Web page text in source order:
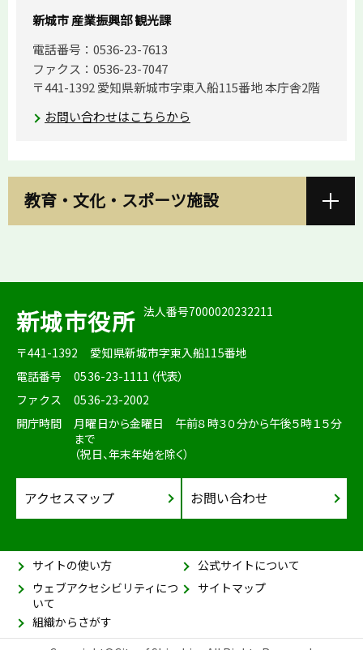
新城市 産業振興部 観光課
電話番号：0536-23-7613
ファクス：0536-23-7047
〒441-1392 愛知県新城市字東入船115番地 本庁舎2階
お問い合わせはこちらから
教育・文化・スポーツ施設
新城市役所 法人番号7000020232211
〒441-1392
愛知県新城市字東入船115番地
電話番号
0536-23-1111（代表）
ファクス
0536-23-2002
開庁時間
月曜日から金曜日 午前８時３０分から午後５時１５分
まで
（祝日、年末年始を除く）
アクセスマップ お問い合わせ
サイトの使い方
公式サイトについて
ウェブアクセシビリティにつ
いて
サイトマップ
組織からさがす